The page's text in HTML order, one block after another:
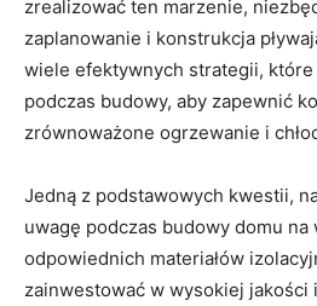
zrealizować ten marzenie,⁤
zaplanowanie i konstrukcja
wiele efektywnych strategii, które
podczas budowy, aby zapewnić
zrównoważone ‍ogrzewanie i
Jedną z podstawowych kwestii,
uwagę podczas budowy domu
odpowiednich materiałów
zainwestować w wysokiej jakości